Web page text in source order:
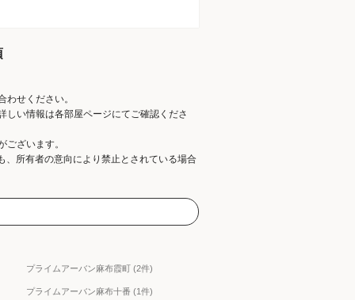
せください。
い情報は各部屋ページにてご確認くださ
ざいます。
所有者の意向により禁止とされている場合
プライムアーバン麻布霞町 (2件)
プライムアーバン麻布十番 (1件)